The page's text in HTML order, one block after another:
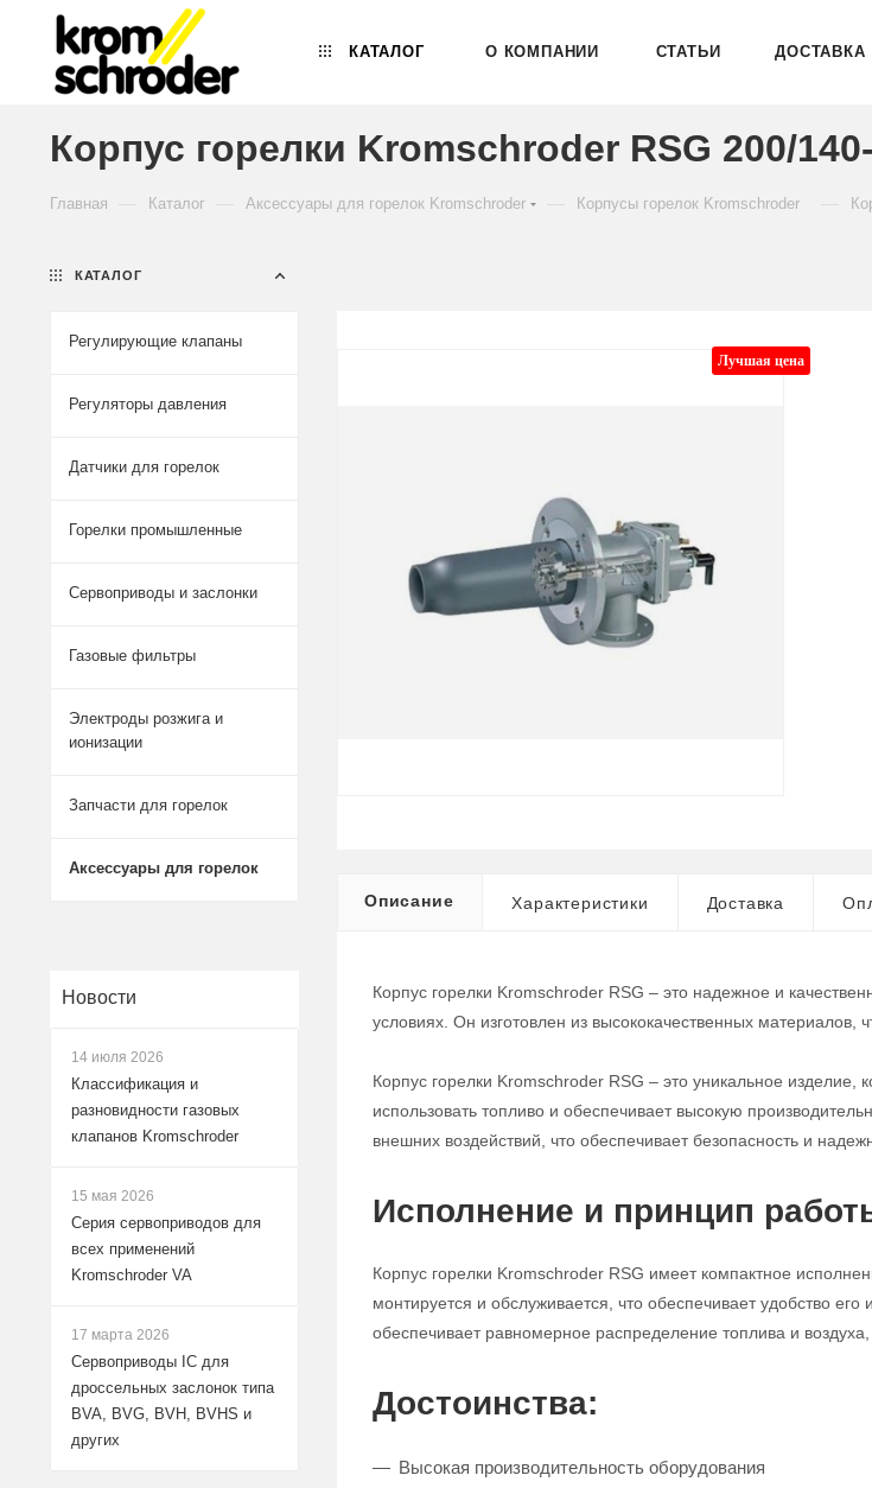
КАТАЛОГ О КОМПАНИИ СТАТЬИ ДОСТАВКА
Корпус горелки Kromschroder RSG 200/
Главная Каталог Аксессуары для горелок Kromschroder Корпусы горелок Kromschroder
Лучшая цена
Описание Характеристики Доставка
Корпус горелки Kromschroder RSG – это надежное и
условиях. Он изготовлен из высококачественных материалов,
Корпус горелки Kromschroder RSG – это уникальное
использовать топливо и обеспечивает высокую
внешних воздействий, что обеспечивает безопасность и
Исполнение и принцип
Корпус горелки Kromschroder RSG имеет компактное
монтируется и обслуживается, что обеспечивает удобство
обеспечивает равномерное распределение топлива и
Достоинства:
Высокая производительность оборудования
КАТАЛОГ
Регулирующие клапаны
Регуляторы давления
Датчики для горелок
Горелки промышленные
Сервоприводы и заслонки
Газовые фильтры
Электроды розжига и
ионизации
Запчасти для горелок
Аксессуары для горелок
Новости
14 июля 2026
Классификация и
разновидности газовых
клапанов Kromschroder
15 мая 2026
Серия сервоприводов для
всех применений
Kromschroder VA
17 марта 2026
Сервоприводы IC для
дроссельных заслонок типа
BVA, BVG, BVH, BVHS и
других